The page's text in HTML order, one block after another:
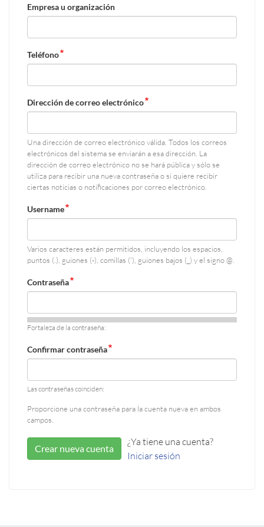
Empresa u organización
Teléfono
Dirección de correo electrónico
Una dirección de correo electrónico válida. Todos los correos
electrónicos del sistema se enviarán a esa dirección. La
dirección de correo electrónico no se hará pública y sólo se
utiliza para recibir una nueva contraseña o si quiere recibir
ciertas noticias o notificaciones por correo electrónico.
Username
Varios caracteres están permitidos, incluyendo los espacios,
puntos (.), guiones (-), comillas ('), guiones bajos (_) y el signo @.
Contraseña
Fortaleza de la contraseña:
Confirmar contraseña
Las contraseñas coinciden:
Proporcione una contraseña para la cuenta nueva en ambos
campos.
Crear nueva cuenta
¿Ya tiene una cuenta?
Iniciar sesión